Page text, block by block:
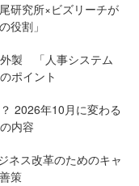
研究所×ビズリーチが
役割」
製 「人事システム
ポイント
2026年10月に変わる
内容
ス改革のためのキャ
策